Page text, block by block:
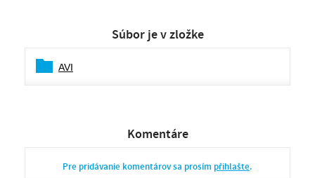
Súbor je v zložke
AVI
Komentáre
Pre pridávanie komentárov sa prosím přihlašte.